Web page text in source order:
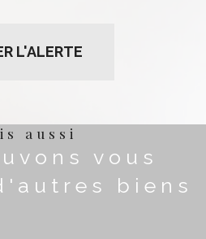
L'ALERTE
aussi
vous
biens